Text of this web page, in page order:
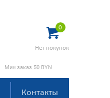
0
Нет покупок
Мин заказ 50 BYN
Контакты